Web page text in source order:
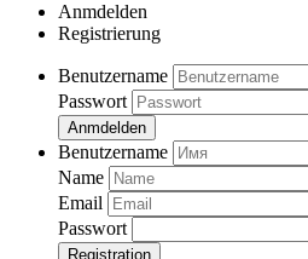
Anmdelden
Registrierung
Benutzername
Passwort
Anmdelden
Benutzername
Name
Email
Passwort
Registration